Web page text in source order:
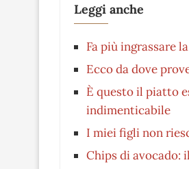
Leggi anche
Fa più ingrassare
Ecco da dove
È questo il piatto
indimenticabile
I miei figli non
Chips di avocado: